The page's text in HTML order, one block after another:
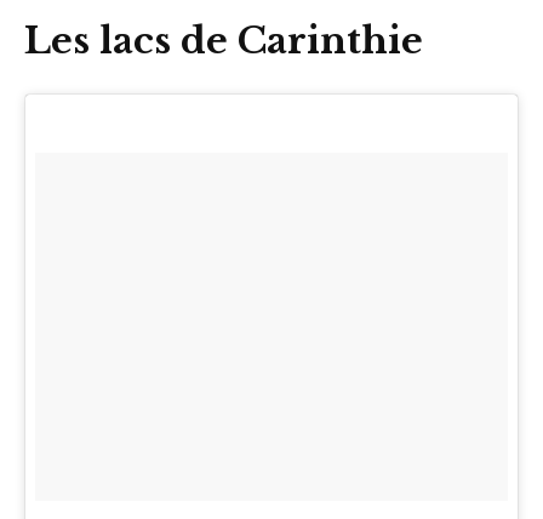
Les lacs de Carinthie